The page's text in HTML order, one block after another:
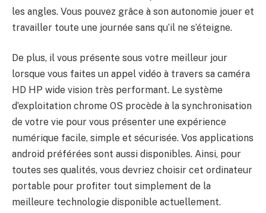
les angles. Vous pouvez grâce à son autonomie jouer et
travailler toute une journée sans qu’il ne s’éteigne.
De plus, il vous présente sous votre meilleur jour
lorsque vous faites un appel vidéo à travers sa caméra
HD HP wide vision très performant. Le système
d’exploitation chrome OS procède à la synchronisation
de votre vie pour vous présenter une expérience
numérique facile, simple et sécurisée. Vos applications
android préférées sont aussi disponibles. Ainsi, pour
toutes ses qualités, vous devriez choisir cet ordinateur
portable pour profiter tout simplement de la
meilleure technologie disponible actuellement.